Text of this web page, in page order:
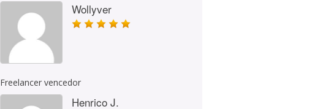
Wollyver
Freelancer vencedor
Henrico J.